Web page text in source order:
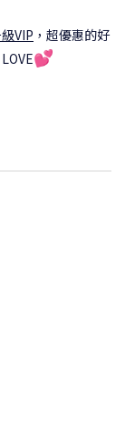
VIP ， 超優惠的好
💕